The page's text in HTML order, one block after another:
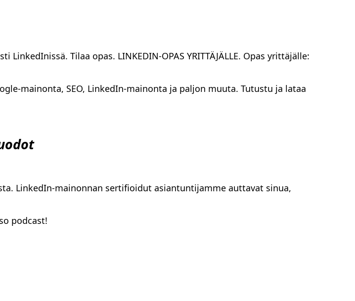
Tilaa opas. LINKEDIN-OPAS YRITTÄJÄLLE. Opas yrittäjälle:
mainonta, SEO, LinkedIn-mainonta ja paljon muuta. Tutustu ja lataa
LinkedIn-mainonnan sertifioidut asiantuntijamme auttavat sinua,
podcast!